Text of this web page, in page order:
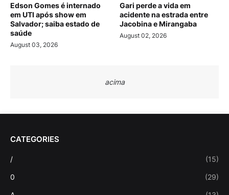
Edson Gomes é internado
em UTI após show em
Salvador; saiba estado de
saúde
August 03, 2026
Gari perde a vida em
acidente na estrada entre
Jacobina e Mirangaba
August 02, 2026
acima
CATEGORIES
/ (15)
0 (29)